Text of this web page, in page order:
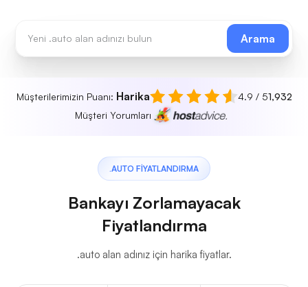
Arama
Müşterilerimizin Puanı: Harika 4.9 / 51,932
Müşteri Yorumları
.AUTO FIYATLANDIRMA
Bankayı Zorlamayacak
Fiyatlandırma
.auto alan adınız için harika fiyatlar.